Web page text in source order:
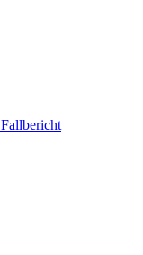
Fallbericht